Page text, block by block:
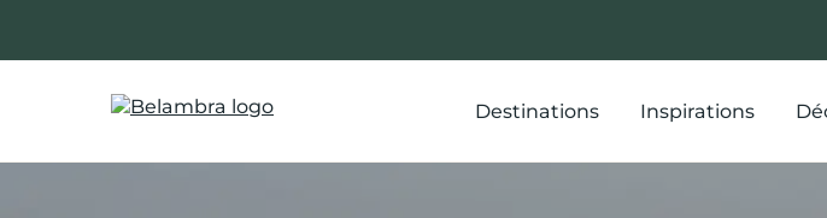
contenu
Destinations Inspirations